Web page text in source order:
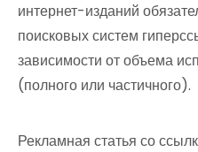
интернет-изданий
поисковых систем
зависимости от объема
(полного или частичного).
Рекламная статья со